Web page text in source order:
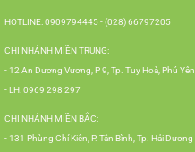
HOTLINE: 0909794445 - (028) 66797205
CHI NHÁNH MIỀN TRUNG:
- 12 An Dương Vương, P 9, Tp. Tuy Hoà, Phú Yên
- LH: 0969 298 297
CHI NHÁNH MIỀN BẮC:
- 131 Phùng Chí Kiên, P. Tân Bình, Tp. Hải Dương